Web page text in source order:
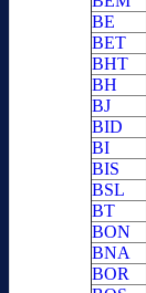
BE
BET
BHT
BH
BJ
BID
BI
BIS
BSL
BT
BON
BNA
BOR